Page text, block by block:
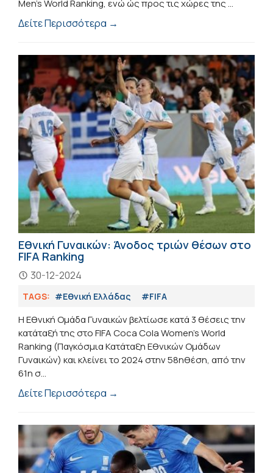
Men's World Ranking, ενώ ώς προς τις χώρες της ...
Δείτε Περισσότερα →
Εθνική Γυναικών: Άνοδος τριών θέσων στο
FIFA Ranking
30-12-2024
TAGS: #Εθνική Ελλάδας #FIFA
Η Εθνική Ομάδα Γυναικών βελτίωσε κατά 3 θέσεις την
κατάταξή της στο FIFA Coca Cola Women's World
Ranking (Παγκόσμια Κατάταξη Εθνικών Ομάδων
Γυναικών) και κλείνει το 2024 στην 58ηθέση, από την
61η σ...
Δείτε Περισσότερα →